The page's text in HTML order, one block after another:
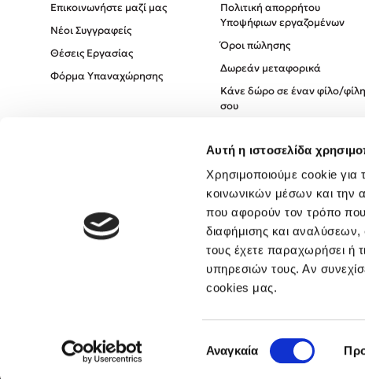
Αυτή η ιστοσελίδα
Χρησιμοποιούμε cookie για
κοινωνικών μέσων και την
που αφορούν τον τρόπο που
διαφήμισης και
τους έχετε παραχωρήσει ή
υπηρεσιών τους. Αν
cookies μας.
συγκατάθεσης
Αναγκαία
Επικοινωνήστε μαζί μας
Νέοι Συγγραφείς
Θέσεις Εργασίας
Φόρμα Υπαναχώρησης
Πολιτική απορρήτου
Υποψήφιων εργαζομένων
Όροι πώλησης
Δωρεάν μεταφορικά
Κάνε δώρο σε έναν φίλο/φίλη
σου
Πολιτική Απορρήτου
Όροι χρήσης